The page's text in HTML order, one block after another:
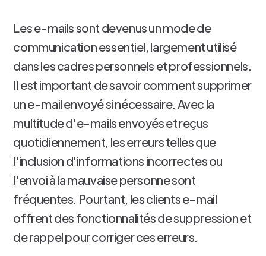
Les e-mails sont devenus un mode de
communication essentiel, largement utilisé
dans les cadres personnels et professionnels.
Il est important de savoir comment supprimer
un e-mail envoyé si nécessaire. Avec la
multitude d'e-mails envoyés et reçus
quotidiennement, les erreurs telles que
l'inclusion d'informations incorrectes ou
l'envoi à la mauvaise personne sont
fréquentes. Pourtant, les clients e-mail
offrent des fonctionnalités de suppression et
de rappel pour corriger ces erreurs.